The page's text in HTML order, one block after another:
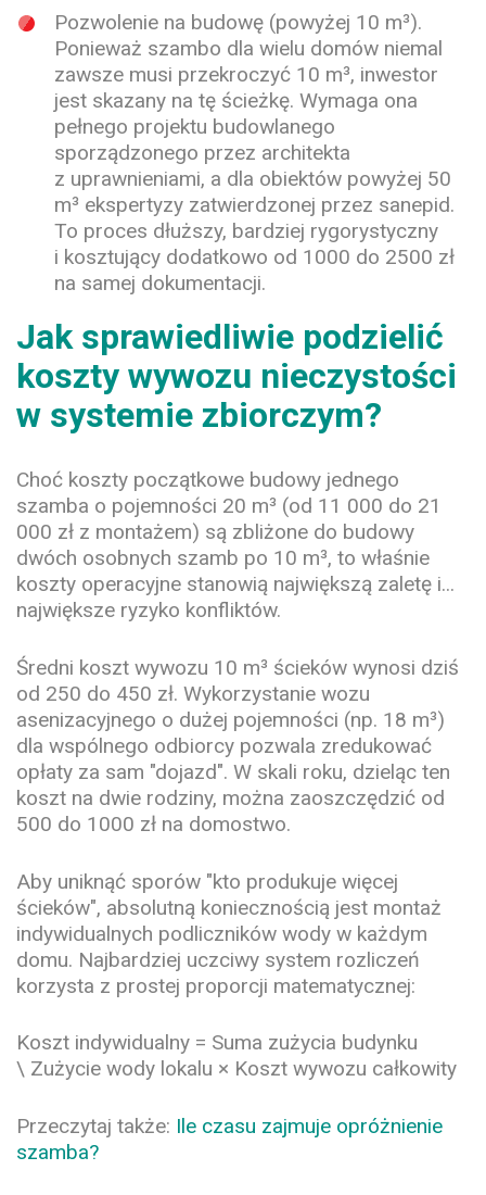
Pozwolenie na budowę (powyżej 10 m³).
Ponieważ szambo dla wielu domów niemal
zawsze musi przekroczyć 10 m³, inwestor
jest skazany na tę ścieżkę. Wymaga ona
pełnego projektu budowlanego
sporządzonego przez architekta
z uprawnieniami, a dla obiektów powyżej 50
m³ ekspertyzy zatwierdzonej przez sanepid.
To proces dłuższy, bardziej rygorystyczny
i kosztujący dodatkowo od 1000 do 2500 zł
na samej dokumentacji.
Jak sprawiedliwie podzielić
koszty wywozu nieczystości
w systemie zbiorczym?
Choć koszty początkowe budowy jednego
szamba o pojemności 20 m³ (od 11 000 do 21
000 zł z montażem) są zbliżone do budowy
dwóch osobnych szamb po 10 m³, to właśnie
koszty operacyjne stanowią największą zaletę i...
największe ryzyko konfliktów.
Średni koszt wywozu 10 m³ ścieków wynosi dziś
od 250 do 450 zł. Wykorzystanie wozu
asenizacyjnego o dużej pojemności (np. 18 m³)
dla wspólnego odbiorcy pozwala zredukować
opłaty za sam "dojazd". W skali roku, dzieląc ten
koszt na dwie rodziny, można zaoszczędzić od
500 do 1000 zł na domostwo.
Aby uniknąć sporów "kto produkuje więcej
ścieków", absolutną koniecznością jest montaż
indywidualnych podliczników wody w każdym
domu. Najbardziej uczciwy system rozliczeń
korzysta z prostej proporcji matematycznej:
Koszt indywidualny = Suma zużycia budynku
\ Zużycie wody lokalu × Koszt wywozu całkowity
Przeczytaj także: Ile czasu zajmuje opróżnienie
szamba?